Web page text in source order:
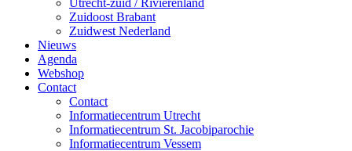
Utrecht-zuid / Rivierenland
Zuidoost Brabant
Zuidwest Nederland
Nieuws
Agenda
Webshop
Contact
Contact
Informatiecentrum Utrecht
Informatiecentrum St. Jacobiparochie
Informatiecentrum Vessem